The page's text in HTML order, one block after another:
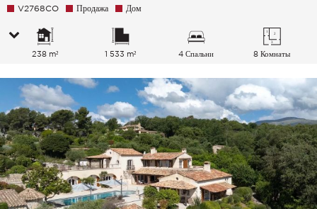
V2768CO Продажа Дом
238 m² 1 533 m² 4 Спальни 8 Комнаты